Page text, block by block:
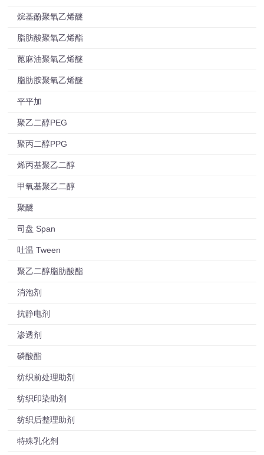
烷基酚聚氧乙烯醚
脂肪酸聚氧乙烯酯
蓖麻油聚氧乙烯醚
脂肪胺聚氧乙烯醚
平平加
聚乙二醇PEG
聚丙二醇PPG
烯丙基聚乙二醇
甲氧基聚乙二醇
聚醚
司盘 Span
吐温 Tween
聚乙二醇脂肪酸酯
消泡剂
抗静电剂
渗透剂
磷酸酯
纺织前处理助剂
纺织印染助剂
纺织后整理助剂
特殊乳化剂